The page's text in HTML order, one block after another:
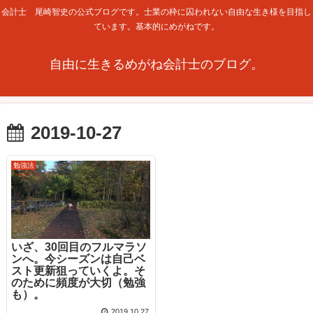
会計士 尾崎智史の公式ブログです。士業の枠に囚われない自由な生き様を目指し
ています。基本的にめがねです。
自由に生きるめがね会計士のブログ。
2019-10-27
勉強法
いざ、30回目のフルマラソ
ンへ。今シーズンは自己ベ
スト更新狙っていくよ。そ
のために頻度が大切（勉強
も）。